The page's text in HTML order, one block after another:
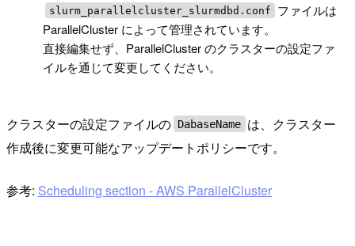
slurm_parallelcluster_slurmdbd.conf
ファイルは
ParallelCluster によって管理されています。
直接編集せず、ParallelCluster のクラスターの設定ファ
イルを通じて変更してください。
クラスターの設定ファイルの DabaseName は、クラスター
作成後に変更可能なアップデートポリシーです。
参考: Scheduling section - AWS ParallelCluster